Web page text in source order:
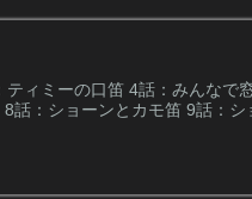
ィミーの口笛 4話：みんなで
話：ショーンとカモ笛 9話：